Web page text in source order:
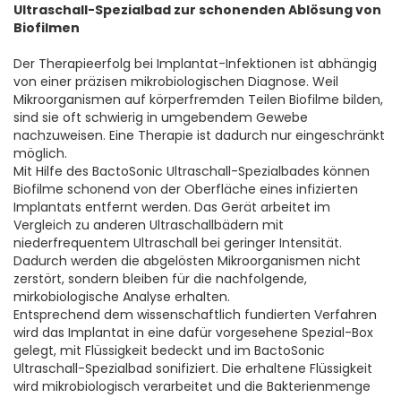
Ultraschall-Spezialbad zur schonenden Ablösung von
Biofilmen
Der Therapieerfolg bei Implantat-Infektionen ist abhängig
von einer präzisen mikrobiologischen Diagnose. Weil
Mikroorganismen auf körperfremden Teilen Biofilme bilden,
sind sie oft schwierig in umgebendem Gewebe
nachzuweisen. Eine Therapie ist dadurch nur eingeschränkt
möglich.
Mit Hilfe des BactoSonic Ultraschall-Spezialbades können
Biofilme schonend von der Oberfläche eines infizierten
Implantats entfernt werden. Das Gerät arbeitet im
Vergleich zu anderen Ultraschallbädern mit
niederfrequentem Ultraschall bei geringer Intensität.
Dadurch werden die abgelösten Mikroorganismen nicht
zerstört, sondern bleiben für die nachfolgende,
mirkobiologische Analyse erhalten.
Entsprechend dem wissenschaftlich fundierten Verfahren
wird das Implantat in eine dafür vorgesehene Spezial-Box
gelegt, mit Flüssigkeit bedeckt und im BactoSonic
Ultraschall-Spezialbad sonifiziert. Die erhaltene Flüssigkeit
wird mikrobiologisch verarbeitet und die Bakterienmenge